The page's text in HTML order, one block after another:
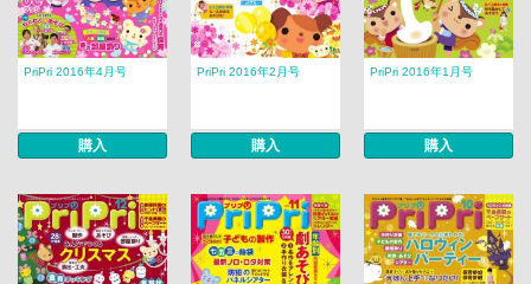
PriPri 2016年4月号
購入
PriPri 2016年2月号
購入
PriPri 2016年1月号
購入